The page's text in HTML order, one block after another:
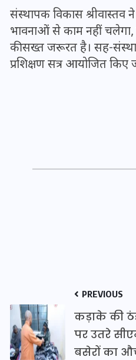
संस्थापक विकास श्रीवास्तव
भावनाओं से काम नहीं
की सख्त जरूरत है। सह-
प्रशिक्षण सत्र आयोजित किए
PREVIOUS
कड़ाके की
पर उतरे
बसेरों का
इस सप्ताह
क्या कहते हैं
अगस्त से 31